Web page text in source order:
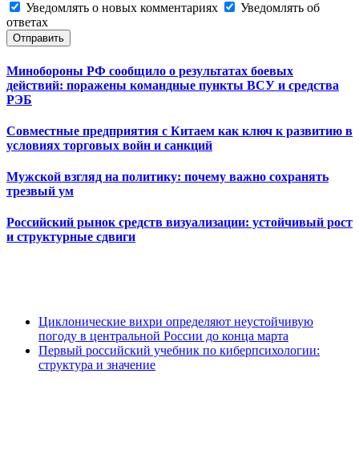
Уведомлять о новых комментариях
Уведомлять об
ответах
Отправить
Минобороны РФ сообщило о результатах боевых
действий: поражены командные пункты ВСУ и средства
РЭБ
Совместные предприятия с Китаем как ключ к развитию в
условиях торговых войн и санкций
Мужской взгляд на политику: почему важно сохранять
трезвый ум
Российский рынок средств визуализации: устойчивый рост
и структурные сдвиги
Циклонические вихри определяют неустойчивую
погоду в центральной России до конца марта
Первый российский учебник по киберпсихологии:
структура и значение